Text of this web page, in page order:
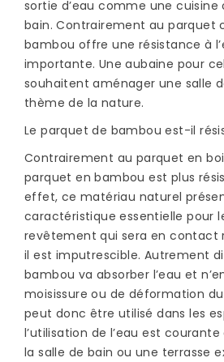
sortie d’eau comme une cuisine
bain. Contrairement au parquet
bambou offre une résistance à
importante. Une aubaine pour
souhaitent aménager une salle
thème de la nature.
Le parquet de bambou est-il
Contrairement au parquet en
parquet en bambou est plus
effet, ce matériau naturel
caractéristique essentielle pour
revêtement qui sera en contact
il est imputrescible. Autrement
bambou va absorber l’eau et
moisissure ou de déformation
peut donc être utilisé dans les
l’utilisation de l’eau est
la salle de bain ou une terrasse